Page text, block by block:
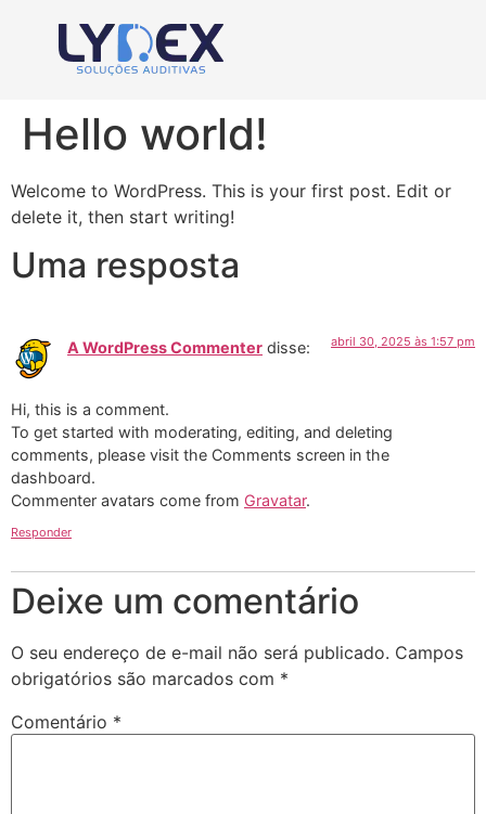
Hello world!
Welcome to WordPress. This is your first post. Edit or
delete it, then start writing!
Uma resposta
A WordPress Commenter disse: abril 30, 2025 às 1:57 pm
Hi, this is a comment.
To get started with moderating, editing, and deleting
comments, please visit the Comments screen in the
dashboard.
Commenter avatars come from Gravatar.
Responder
Deixe um comentário
O seu endereço de e-mail não será publicado. Campos
obrigatórios são marcados com *
Comentário *